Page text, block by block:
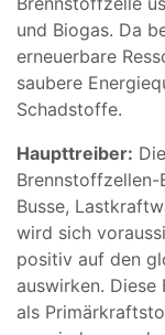
und Biogas. Da
erneuerbare
saubere
Schadstoffe.
Haupttreiber:
Brennstoffzellen-
Busse,
wird sich
positiv auf den
auswirken.
als